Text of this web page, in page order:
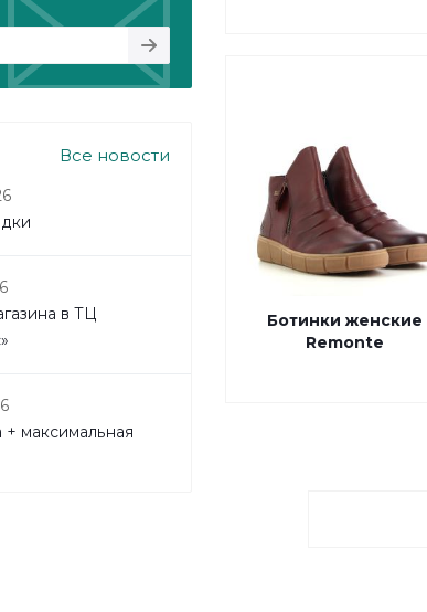
Ботинки женские
Remonte
Все новости
в ТЦ
+ максимальная